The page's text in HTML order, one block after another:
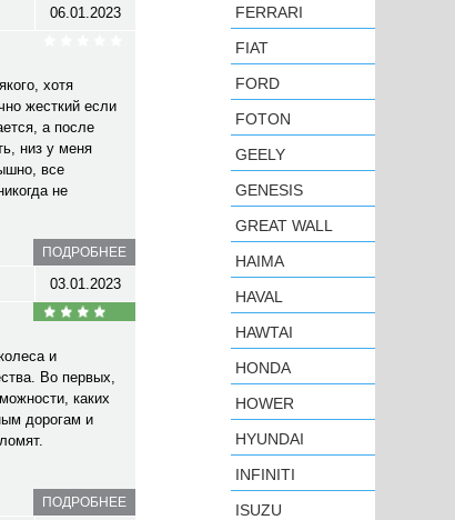
06.01.2023
хотя
жесткий если
а после
низ у меня
все
не
ПОДРОБНЕЕ
03.01.2023
и
Во первых,
каких
дорогам и
ПОДРОБНЕЕ
FERRARI
FIAT
FORD
FOTON
GEELY
GENESIS
GREAT WALL
HAIMA
HAVAL
HAWTAI
HONDA
HOWER
HYUNDAI
INFINITI
ISUZU